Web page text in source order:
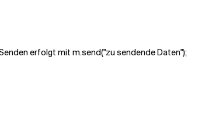
erfolgt mit m.send("zu sendende Daten");